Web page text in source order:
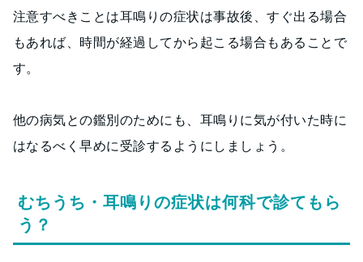
注意すべきことは耳鳴りの症状は事故後、すぐ出る場合
もあれば、時間が経過してから起こる場合もあることで
す。
他の病気との鑑別のためにも、耳鳴りに気が付いた時に
はなるべく早めに受診するようにしましょう。
むちうち・耳鳴りの症状は何科で診てもら
う？